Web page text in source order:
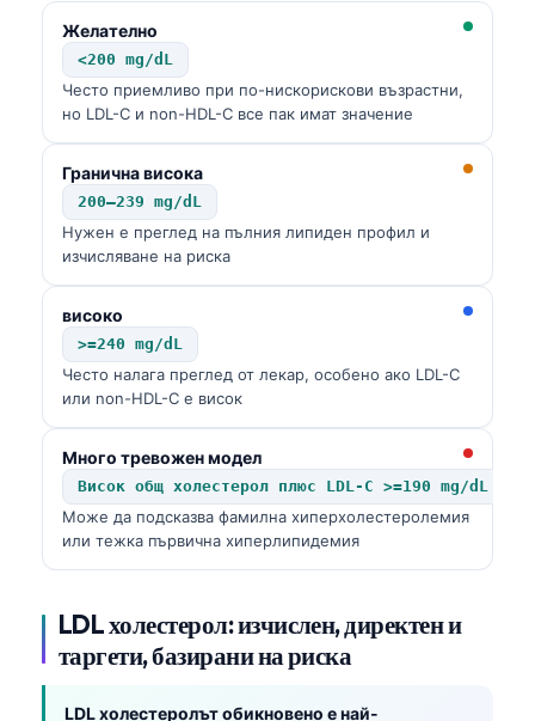
Желателно
<200 mg/dL
Често приемливо при по-нискорискови възрастни,
но LDL-C и non-HDL-C все пак имат значение
Гранична висока
200–239 mg/dL
Нужен е преглед на пълния липиден профил и
изчисляване на риска
високо
>=240 mg/dL
Често налага преглед от лекар, особено ако LDL-C
или non-HDL-C е висок
Много тревожен модел
Висок общ холестерол плюс LDL-C >=190 mg/dL
Може да подсказва фамилна хиперхолестеролемия
или тежка първична хиперлипидемия
LDL холестерол: изчислен, директен и
таргети, базирани на риска
LDL холестеролът обикновено е най-